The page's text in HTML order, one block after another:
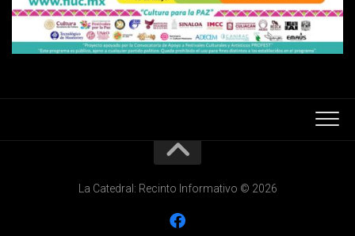
La Catedral: Recinto Informativo © 2026